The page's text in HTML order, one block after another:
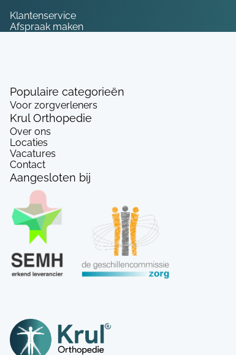
Klantenservice
Afspraak maken
Populaire categorieën
Voor zorgverleners
Krul Orthopedie
Over ons
Locaties
Vacatures
Contact
Aangesloten bij